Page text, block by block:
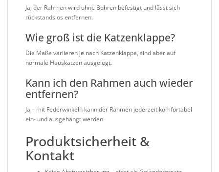
Ja, der Rahmen wird ohne Bohren befestigt und lässt sich
rückstandslos entfernen.
Wie groß ist die Katzenklappe?
Die Maße variieren je nach Katzenklappe, sind aber auf
normale Hauskatzen ausgelegt.
Kann ich den Rahmen auch wieder
entfernen?
Ja – mit Federwinkeln kann der Rahmen jederzeit komfortabel
ein- und ausgehängt werden.
Produktsicherheit &
Kontakt